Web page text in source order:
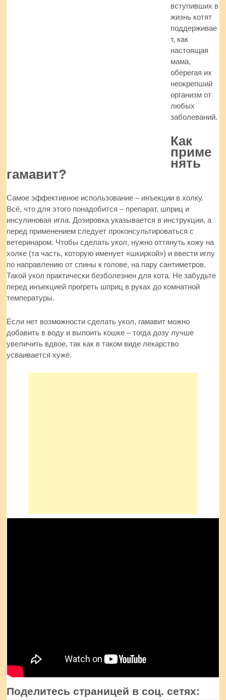
вступивших в
жизнь котят
поддерживае
т, как
настоящая
мама,
оберегая их
неокрепший
организм от
любых
заболеваний.
Как
приме
нять
гамавит?
Самое эффективное использование – инъекции в холку.
Всё, что для этого понадобится – препарат, шприц и
инсулиновая игла. Дозировка указывается в инструкции, а
перед применением следует проконсультироваться с
ветеринаром. Чтобы сделать укол, нужно оттянуть кожу на
холке (та часть, которую именует «шкиркой») и ввести иглу
по направлению от спины к голове, на пару сантиметров.
Такой укол практически безболезнен для кота. Не забудьте
перед инъекцией прогреть шприц в руках до комнатной
температуры.
Если нет возможности сделать укол, гамавит можно
добавить в воду и выпоить кошке – тогда дозу лучше
увеличить вдвое, так как в таком виде лекарство
усваивается хуже.
Поделитесь страницей в соц. сетях: